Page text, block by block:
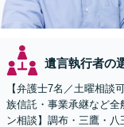
遺言執行者の
【弁護士7名／土曜相談
族信託・事業承継など
ン相談】調布・三鷹・